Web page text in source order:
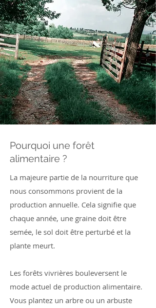
Pourquoi une forêt
alimentaire ?
La majeure partie de la nourriture que
nous consommons provient de la
production annuelle. Cela signifie que
chaque année, une graine doit être
semée, le sol doit être perturbé et la
plante meurt.
Les forêts vivrières bouleversent le
mode actuel de production alimentaire.
Vous plantez un arbre ou un arbuste